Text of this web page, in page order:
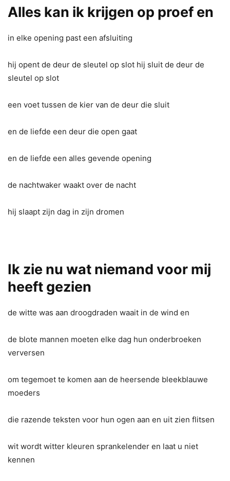
Alles kan ik krijgen op proef en
in elke opening past een afsluiting
hij opent de deur de sleutel op slot hij sluit de deur de
sleutel op slot
een voet tussen de kier van de deur die sluit
en de liefde een deur die open gaat
en de liefde een alles gevende opening
de nachtwaker waakt over de nacht
hij slaapt zijn dag in zijn dromen
Ik zie nu wat niemand voor mij
heeft gezien
de witte was aan droogdraden waait in de wind en
de blote mannen moeten elke dag hun onderbroeken
verversen
om tegemoet te komen aan de heersende bleekblauwe
moeders
die razende teksten voor hun ogen aan en uit zien flitsen
wit wordt witter kleuren sprankelender en laat u niet
kennen